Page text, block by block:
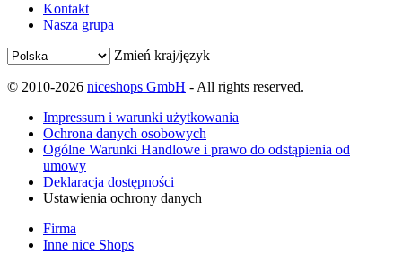
Kontakt
Nasza grupa
Zmień kraj/język
© 2010-2026 niceshops GmbH - All rights reserved.
Impressum i warunki użytkowania
Ochrona danych osobowych
Ogólne Warunki Handlowe i prawo do odstąpienia od
umowy
Deklaracja dostępności
Ustawienia ochrony danych
Firma
Inne nice Shops